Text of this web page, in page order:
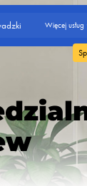
Więcej usług